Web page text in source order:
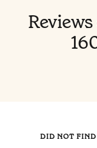
DID NOT FIND